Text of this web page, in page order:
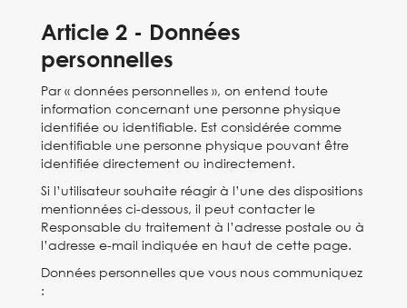
Article 2 - Données
personnelles
Par « données personnelles », on entend toute
information concernant une personne physique
identifiée ou identifiable. Est considérée comme
identifiable une personne physique pouvant être
identifiée directement ou indirectement.
Si l’utilisateur souhaite réagir à l’une des dispositions
mentionnées ci-dessous, il peut contacter le
Responsable du traitement à l’adresse postale ou à
l’adresse e-mail indiquée en haut de cette page.
Données personnelles que vous nous communiquez
: